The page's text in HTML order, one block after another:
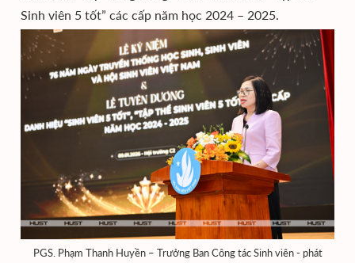
Sinh viên 5 tốt” các cấp năm học 2024 – 2025.
PGS. Phạm Thanh Huyền – Trưởng Ban Công tác Sinh viên - phát